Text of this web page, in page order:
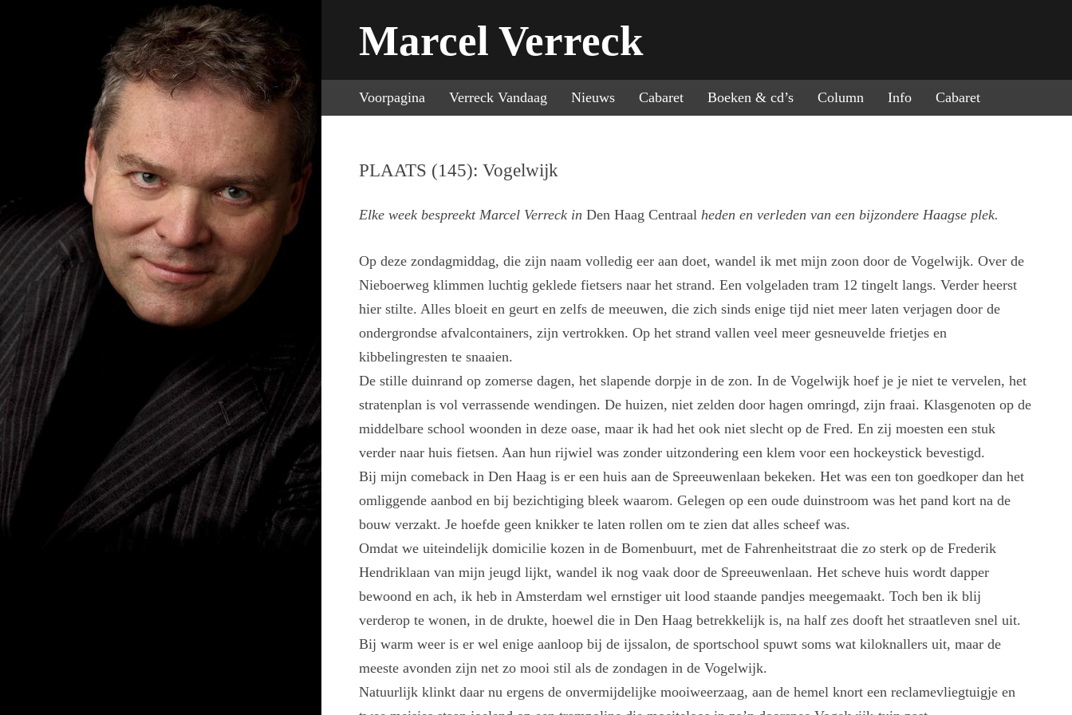
Marcel Verreck
Voorpagina Verreck Vandaag Nieuws Cabaret Boeken & cd’s Column Info Cabaret
PLAATS (145): Vogelwijk
Elke week bespreekt Marcel Verreck in Den Haag Centraalheden en verleden van een bijzondere Haagse plek.
Op deze zondagmiddag, die zijn naam volledig eer aan doet, wandel ik met mijn zoon door de Vogelwijk. Over de
Nieboerweg klimmen luchtig geklede fietsers naar het strand. Een volgeladen tram 12 tingelt langs. Verder heerst
hier stilte. Alles bloeit en geurt en zelfs de meeuwen, die zich sinds enige tijd niet meer laten verjagen door de
ondergrondse afvalcontainers, zijn vertrokken. Op het strand vallen veel meer gesneuvelde frietjes en
kibbelingresten te snaaien.
De stille duinrand op zomerse dagen, het slapende dorpje in de zon. In de Vogelwijk hoef je je niet te vervelen, het
stratenplan is vol verrassende wendingen. De huizen, niet zelden door hagen omringd, zijn fraai. Klasgenoten op de
middelbare school woonden in deze oase, maar ik had het ook niet slecht op de Fred. En zij moesten een stuk
verder naar huis fietsen. Aan hun rijwiel was zonder uitzondering een klem voor een hockeystick bevestigd.
Bij mijn comeback in Den Haag is er een huis aan de Spreeuwenlaan bekeken. Het was een ton goedkoper dan het
omliggende aanbod en bij bezichtiging bleek waarom. Gelegen op een oude duinstroom was het pand kort na de
bouw verzakt. Je hoefde geen knikker te laten rollen om te zien dat alles scheef was.
Omdat we uiteindelijk domicilie kozen in de Bomenbuurt, met de Fahrenheitstraat die zo sterk op de Frederik
Hendriklaan van mijn jeugd lijkt, wandel ik nog vaak door de Spreeuwenlaan. Het scheve huis wordt dapper
bewoond en ach, ik heb in Amsterdam wel ernstiger uit lood staande pandjes meegemaakt. Toch ben ik blij
verderop te wonen, in de drukte, hoewel die in Den Haag betrekkelijk is, na half zes dooft het straatleven snel uit.
Bij warm weer is er wel enige aanloop bij de ijssalon, de sportschool spuwt soms wat kiloknallers uit, maar de
meeste avonden zijn net zo mooi stil als de zondagen in de Vogelwijk.
Natuurlijk klinkt daar nu ergens de onvermijdelijke mooiweerzaag, aan de hemel knort een reclamevliegtuigje en